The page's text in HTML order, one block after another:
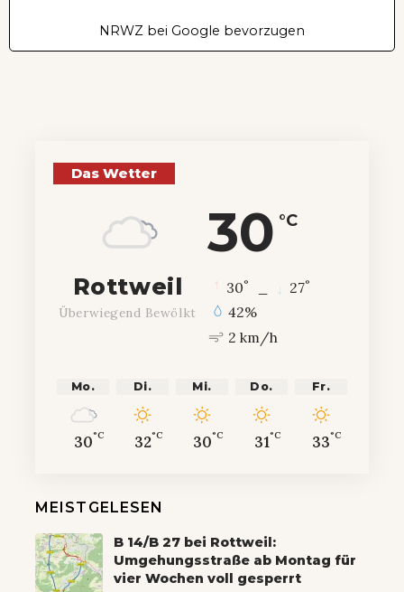
NRWZ bei Google bevorzugen
Das Wetter
30 °C
Rottweil
Überwiegend Bewölkt
30° 27°
42%
2 km/h
Mo.
30°C
Di.
32°C
Mi.
30°C
Do.
31°C
Fr.
33°C
MEISTGELESEN
B 14/B 27 bei Rottweil:
Umgehungsstraße ab Montag für
vier Wochen voll gesperrt